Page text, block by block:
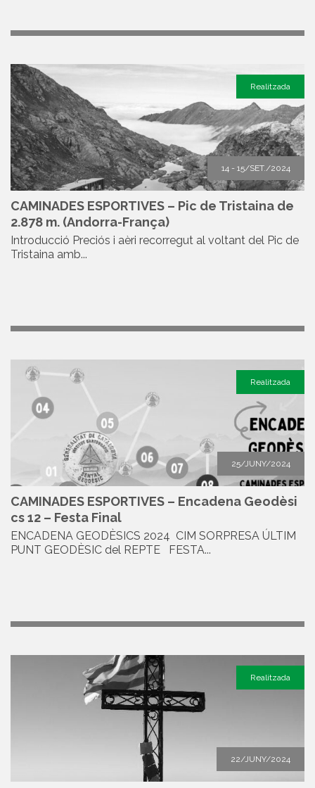
14 - 15/SET./2024
Realitzada
CAMINADES ESPORTIVES – Pic de Tristaina de
2.878 m. (Andorra-França)
Introducció Preciós i aèri recorregut al voltant del Pic de
Tristaina amb...
25/JUNY/2024
Realitzada
CAMINADES ESPORTIVES – Encadena Geodèsi
cs 12 – Festa Final
ENCADENA GEODÈSICS 2024 CIM SORPRESA ÚLTIM
PUNT GEODÈSIC del REPTE FESTA...
22/JUNY/2024
Realitzada